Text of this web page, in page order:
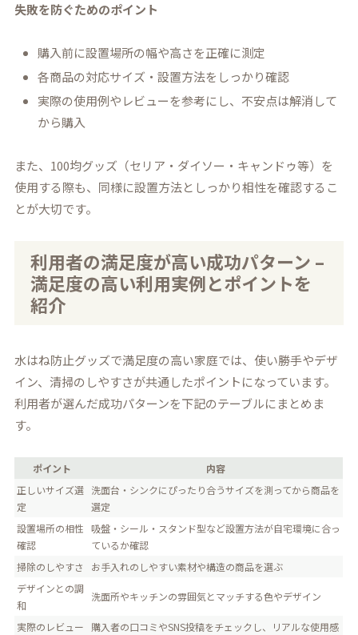
失敗を防ぐためのポイント
購入前に設置場所の幅や高さを正確に測定
各商品の対応サイズ・設置方法をしっかり確認
実際の使用例やレビューを参考にし、不安点は解消して
から購入
また、100均グッズ（セリア・ダイソー・キャンドゥ等）を
使用する際も、同様に設置方法としっかり相性を確認するこ
とが大切です。
利用者の満足度が高い成功パターン –
満足度の高い利用実例とポイントを
紹介
水はね防止グッズで満足度の高い家庭では、使い勝手やデザ
イン、清掃のしやすさが共通したポイントになっています。
利用者が選んだ成功パターンを下記のテーブルにまとめま
す。
ポイント
内容
正しいサイズ選
定
洗面台・シンクにぴったり合うサイズを測ってから商品を
選定
設置場所の相性
確認
吸盤・シール・スタンド型など設置方法が自宅環境に合っ
ているか確認
掃除のしやすさ
お手入れのしやすい素材や構造の商品を選ぶ
デザインとの調
和
洗面所やキッチンの雰囲気とマッチする色やデザイン
実際のレビュー 購入者の口コミやSNS投稿をチェックし、リアルな使用感